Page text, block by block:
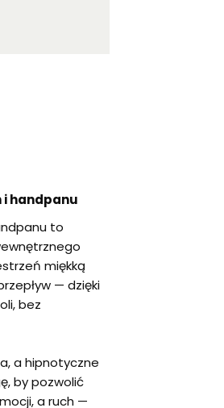
i handpanu
to
miękką
— dzięki
bez
a hipnotyczne
by pozwolić
a ruch —